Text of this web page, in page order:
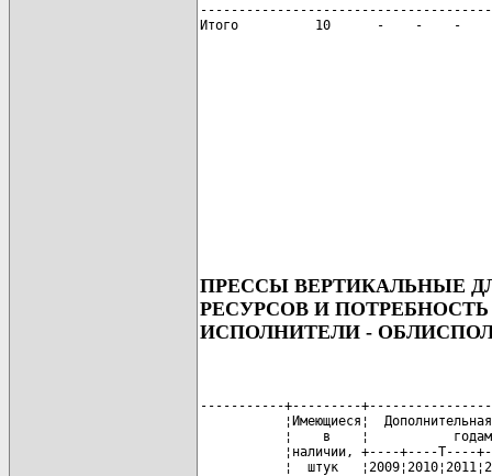
Итого          10      -    -    -    6
ПРЕССЫ ВЕРТИКАЛЬНЫЕ
РЕСУРСОВ И
ИСПОЛНИТЕЛИ -
-----------+---------
¦Имеющиеся¦
¦    в    ¦
¦наличии, +----+----T----
¦  штук